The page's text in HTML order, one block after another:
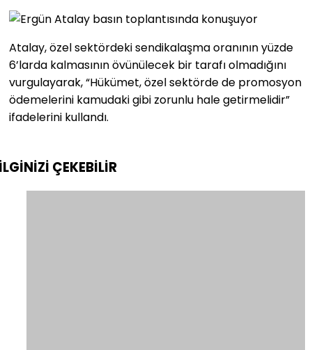
Atalay, özel sektördeki sendikalaşma oranının yüzde
6’larda kalmasının övünülecek bir tarafı olmadığını
vurgulayarak, “Hükümet, özel sektörde de promosyon
ödemelerini kamudaki gibi zorunlu hale getirmelidir”
ifadelerini kullandı.
ÇEKEBİLİR